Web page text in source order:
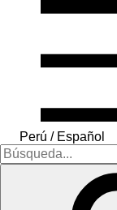
Perú / Español